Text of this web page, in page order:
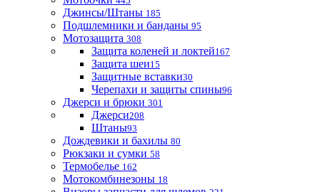
Джинсы/Штаны 185
Подшлемники и банданы 95
Мотозащита 308
Защита коленей и локтей167
Защита шеи15
Защитные вставки30
Черепахи и защиты спины96
Джерси и брюки 301
Джерси208
Штаны93
Дождевики и бахилы 80
Рюкзаки и сумки 58
Термобелье 162
Мотокомбинезоны 18